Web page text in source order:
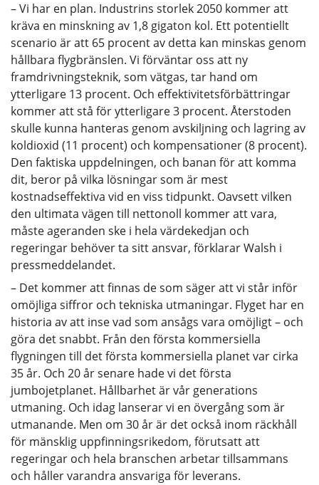
– Vi har en plan. Industrins storlek 2050 kommer att
kräva en minskning av 1,8 gigaton kol. Ett potentiellt
scenario är att 65 procent av detta kan minskas genom
hållbara flygbränslen. Vi förväntar oss att ny
framdrivningsteknik, som vätgas, tar hand om
ytterligare 13 procent. Och effektivitetsförbättringar
kommer att stå för ytterligare 3 procent. Återstoden
skulle kunna hanteras genom avskiljning och lagring av
koldioxid (11 procent) och kompensationer (8 procent).
Den faktiska uppdelningen, och banan för att komma
dit, beror på vilka lösningar som är mest
kostnadseffektiva vid en viss tidpunkt. Oavsett vilken
den ultimata vägen till nettonoll kommer att vara,
måste ageranden ske i hela värdekedjan och
regeringar behöver ta sitt ansvar, förklarar Walsh i
pressmeddelandet.
– Det kommer att finnas de som säger att vi står inför
omöjliga siffror och tekniska utmaningar. Flyget har en
historia av att inse vad som ansågs vara omöjligt – och
göra det snabbt. Från den första kommersiella
flygningen till det första kommersiella planet var cirka
35 år. Och 20 år senare hade vi det första
jumbojetplanet. Hållbarhet är vår generations
utmaning. Och idag lanserar vi en övergång som är
utmanande. Men om 30 år är det också inom räckhåll
för mänsklig uppfinningsrikedom, förutsatt att
regeringar och hela branschen arbetar tillsammans
och håller varandra ansvariga för leverans.